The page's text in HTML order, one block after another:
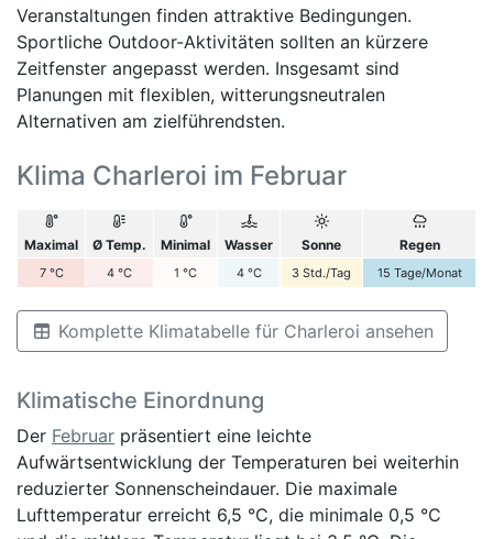
Veranstaltungen finden attraktive Bedingungen.
Sportliche Outdoor-Aktivitäten sollten an kürzere
Zeitfenster angepasst werden. Insgesamt sind
Planungen mit flexiblen, witterungsneutralen
Alternativen am zielführendsten.
Klima Charleroi im Februar
Maximal Ø Temp. Minimal Wasser Sonne Regen
7 °C 4 °C 1 °C 4 °C 3 Std./Tag 15 Tage/Monat
Komplette Klimatabelle für Charleroi ansehen
Klimatische Einordnung
Der Februar präsentiert eine leichte
Aufwärtsentwicklung der Temperaturen bei weiterhin
reduzierter Sonnenscheindauer. Die maximale
Lufttemperatur erreicht 6,5 °C, die minimale 0,5 °C